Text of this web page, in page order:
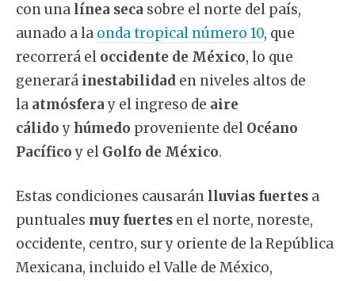
con una línea seca sobre el norte del país,
aunado a la onda tropical número 10, que
recorrerá el occidente de México, lo que
generará inestabilidad en niveles altos de
la atmósferay el ingreso de aire
cálidoyhúmedo proveniente del Océano
Pacíficoy el Golfo de México.
Estas condiciones causarán lluvias fuertes a
puntuales muy fuertes en el norte, noreste,
occidente, centro, sur y oriente de la República
Mexicana, incluido el Valle de México,